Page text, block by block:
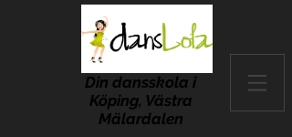
Din dansskola i
Köping, Västra
Mälardalen